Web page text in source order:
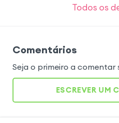
Todos os
Comentários
Seja o primeiro a
ESCREVER UM